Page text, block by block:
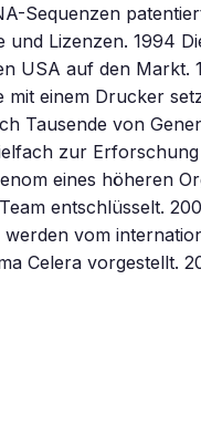
Sequenzen
Lizenzen. 1994
USA auf den Markt.
mit einem Drucker
Tausende von
zur
eines höheren
entschlüsselt.
vom
Celera vorgestellt.